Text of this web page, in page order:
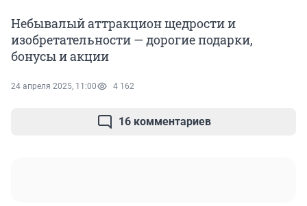
Небывалый аттракцион щедрости и
изобретательности — дорогие подарки,
бонусы и акции
24 апреля 2025, 11:00 4 162
16 комментариев